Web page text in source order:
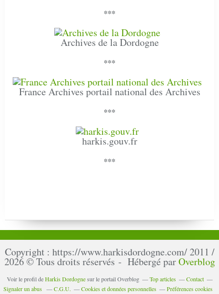
***
Archives de la Dordogne
***
France Archives portail national des Archives
***
harkis.gouv.fr
***
Copyright : https://www.harkisdordogne.com/ 2011 /
2026 © Tous droits réservés - Hébergé parOverblog
Voir le profil deHarkis Dordognesur le portail Overblog Top articles
Contact
Signaler un abus
C.G.U. Cookies et données personnelles Préférences cookies